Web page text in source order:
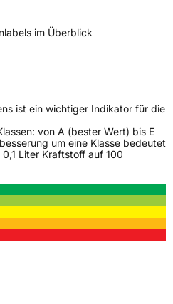
(GPSR)
im Überblick
ist ein wichtiger Indikator für die
von A (bester Wert) bis E
um eine Klasse bedeutet
Liter Kraftstoff auf 100